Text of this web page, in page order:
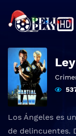
Los Ángeles es
de delincuentes.